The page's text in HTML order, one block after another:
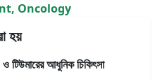
Oncology
হয়
ও টিউমারের আধুনিক চিকিৎসা